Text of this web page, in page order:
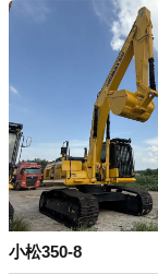
小松350-8